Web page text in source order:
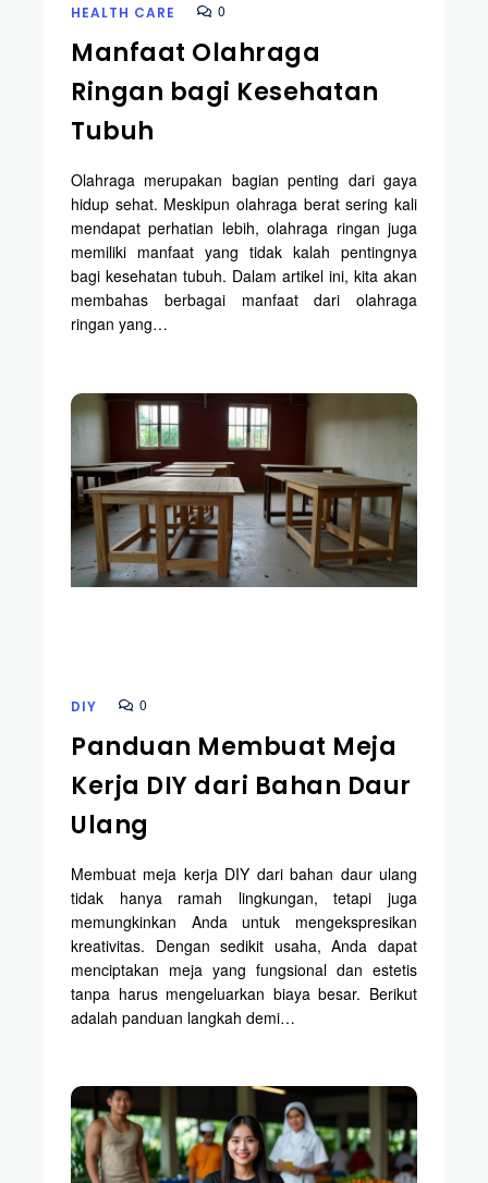
HEALTH CARE 0
Manfaat Olahraga
Ringan bagi Kesehatan
Tubuh
Olahraga merupakan bagian penting dari gaya
hidup sehat. Meskipun olahraga berat sering kali
mendapat perhatian lebih, olahraga ringan juga
memiliki manfaat yang tidak kalah pentingnya
bagi kesehatan tubuh. Dalam artikel ini, kita akan
membahas berbagai manfaat dari olahraga
ringan yang…
DIY 0
Panduan Membuat Meja
Kerja DIY dari Bahan Daur
Ulang
Membuat meja kerja DIY dari bahan daur ulang
tidak hanya ramah lingkungan, tetapi juga
memungkinkan Anda untuk mengekspresikan
kreativitas. Dengan sedikit usaha, Anda dapat
menciptakan meja yang fungsional dan estetis
tanpa harus mengeluarkan biaya besar. Berikut
adalah panduan langkah demi…